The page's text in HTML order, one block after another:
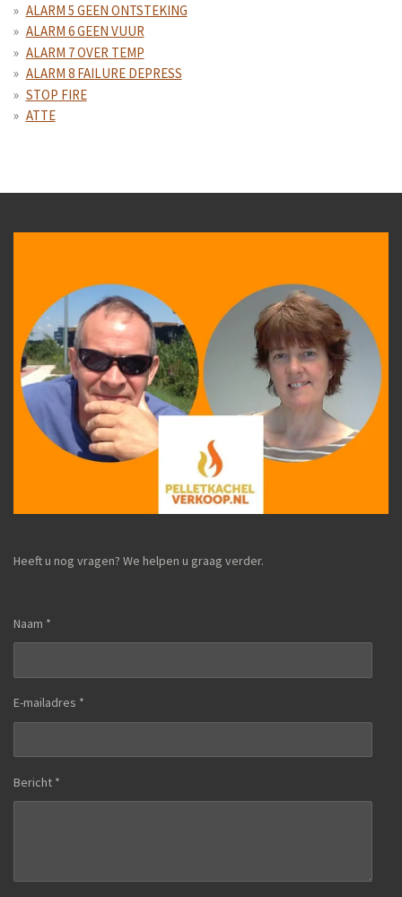
ALARM 5 GEEN ONTSTEKING
ALARM 6 GEEN VUUR
ALARM 7 OVER TEMP
ALARM 8 FAILURE DEPRESS
STOP FIRE
ATTE
Heeft u nog vragen? We helpen u graag verder.
Naam *
E-mailadres *
Bericht *